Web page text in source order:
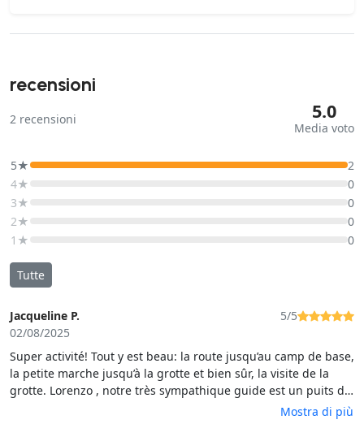
recensioni
2 recensioni 5.0
Media voto
5★
2
4★
0
3★
0
2★
0
1★
0
Tutte
Jacqueline P.
02/08/2025
5/5
Super activité! Tout y est beau: la route jusqu’au camp de base,
la petite marche jusqu’à la grotte et bien sûr, la visite de la
grotte. Lorenzo , notre très sympathique guide est un puits de
sciences, nous avons appris plein de choses! La visite de la
Mostra di più